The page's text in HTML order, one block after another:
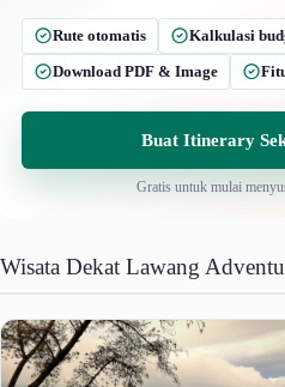
Rute otomatis
Kalkulasi
Download PDF & Image
Buat Itinerary
Gratis untuk mulai
Wisata Dekat Lawang